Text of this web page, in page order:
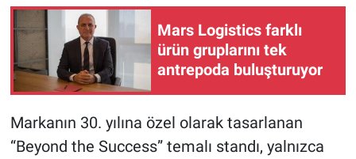
Mars Logistics farklı
ürün gruplarını tek
antrepoda buluşturuyor
Markanın 30. yılına özel olarak tasarlanan
“Beyond the Success” temalı standı, yalnızca